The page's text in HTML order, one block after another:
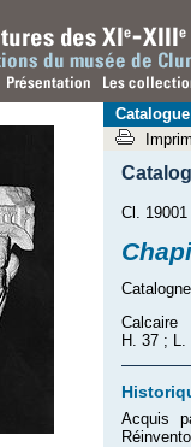
Cl.
Calcaire
H. 37 ;
Acquis
Catalogue